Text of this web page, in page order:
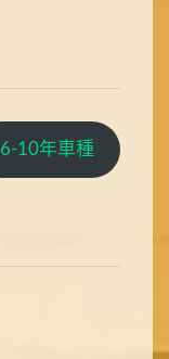
6-10年車種